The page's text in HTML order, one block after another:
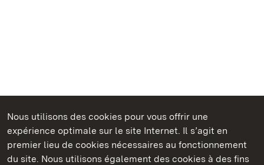
Nous utilisons des cookies pour vous offrir une
expérience optimale sur le site Internet. Il s’agit en
premier lieu de cookies nécessaires au fonctionnement
du site. Nous utilisons également des cookies à des fins
Châteaux et jardins publics du Bade-Wurtemberg